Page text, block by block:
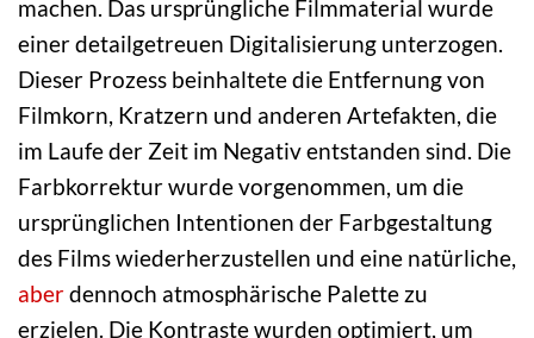
machen. Das ursprüngliche Filmmaterial wurde
einer detailgetreuen Digitalisierung unterzogen.
Dieser Prozess beinhaltete die Entfernung von
Filmkorn, Kratzern und anderen Artefakten, die
im Laufe der Zeit im Negativ entstanden sind. Die
Farbkorrektur wurde vorgenommen, um die
ursprünglichen Intentionen der Farbgestaltung
des Films wiederherzustellen und eine natürliche,
aberdennoch atmosphärische Palette zu
erzielen. Die Kontraste wurden optimiert, um